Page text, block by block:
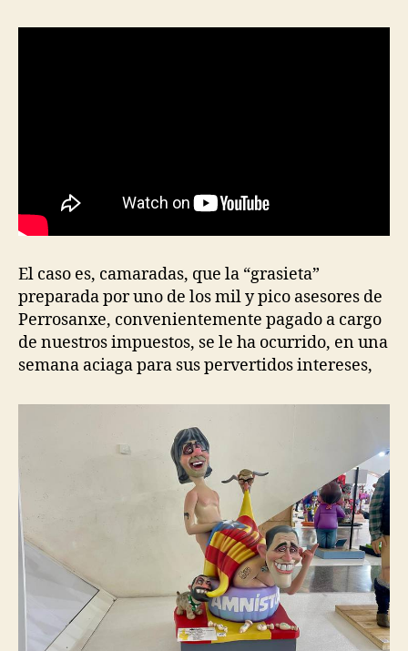
El caso es, camaradas, que la “grasieta”
preparada por uno de los mil y pico asesores de
Perrosanxe, convenientemente pagado a cargo
de nuestros impuestos, se le ha ocurrido, en una
semana aciaga para sus pervertidos intereses,